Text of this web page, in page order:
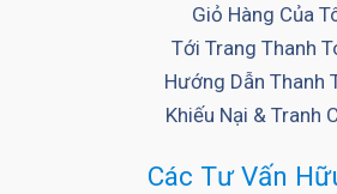
Giỏ Hàng Của
Tới Trang Thanh
Hướng Dẫn Thanh
Khiếu Nại & Tranh
Các Tư Vấn